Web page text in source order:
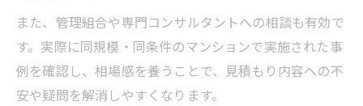
また、管理組合や専門コンサルタントへの相談も有効で
す。実際に同規模・同条件のマンションで実施された事
例を確認し、相場感を養うことで、見積もり内容への不
安や疑問を解消しやすくなります。